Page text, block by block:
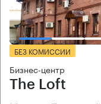
БЕЗ КОМИССИИ
Бизнес-центр
The Loft